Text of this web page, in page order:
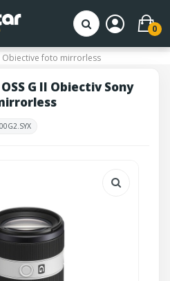
0
Obiective foto mirrorless
G II Obiectiv Sony